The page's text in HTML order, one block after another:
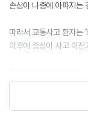
손상이 나중에 아파지는
따라서 교통사고 환자는
이후에 증상이 사고 이
교통사고 환자의 치료는
증상이 나날이 심해질 때